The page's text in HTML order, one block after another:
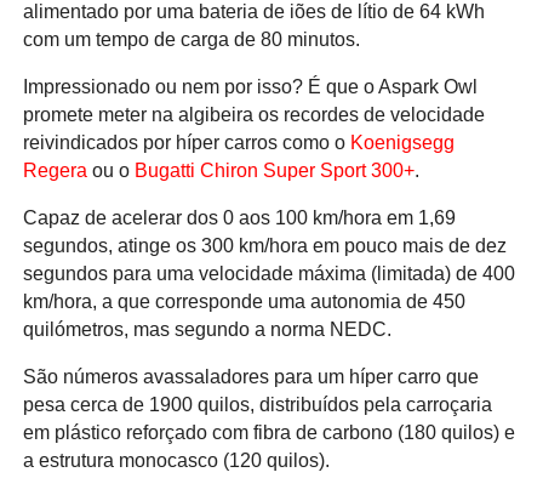
alimentado por uma bateria de iões de lítio de 64 kWh
com um tempo de carga de 80 minutos.
Impressionado ou nem por isso? É que o Aspark Owl
promete meter na algibeira os recordes de velocidade
reivindicados por híper carros como o Koenigsegg
Regera ou o Bugatti Chiron Super Sport 300+.
Capaz de acelerar dos 0 aos 100 km/hora em 1,69
segundos, atinge os 300 km/hora em pouco mais de dez
segundos para uma velocidade máxima (limitada) de 400
km/hora, a que corresponde uma autonomia de 450
quilómetros, mas segundo a norma NEDC.
São números avassaladores para um híper carro que
pesa cerca de 1900 quilos, distribuídos pela carroçaria
em plástico reforçado com fibra de carbono (180 quilos) e
a estrutura monocasco (120 quilos).